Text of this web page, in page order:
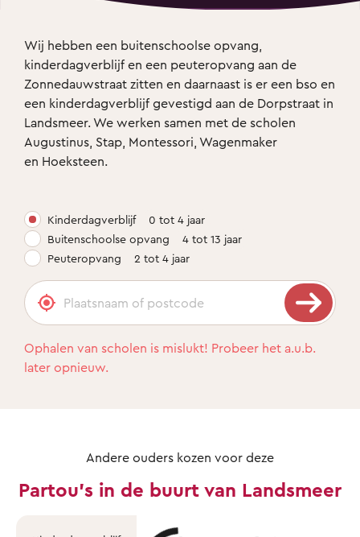
Wij hebben een buitenschoolse opvang,
kinderdagverblijf en een peuteropvang aan de
Zonnedauwstraat zitten en daarnaast is er een bso en
een kinderdagverblijf gevestigd aan de Dorpstraat in
Landsmeer. We werken samen met de scholen
Augustinus, Stap, Montessori, Wagenmaker
en Hoeksteen.
Kinderdagverblijf
0 tot 4 jaar
Buitenschoolse opvang
4 tot 13 jaar
Peuteropvang
2 tot 4 jaar
Ophalen van scholen is mislukt! Probeer het a.u.b.
later opnieuw.
Andere ouders kozen voor deze
Partou's in de buurt van Landsmeer